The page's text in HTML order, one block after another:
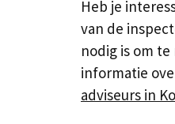
Heb je
van de
nodig is om
informatie
adviseurs in